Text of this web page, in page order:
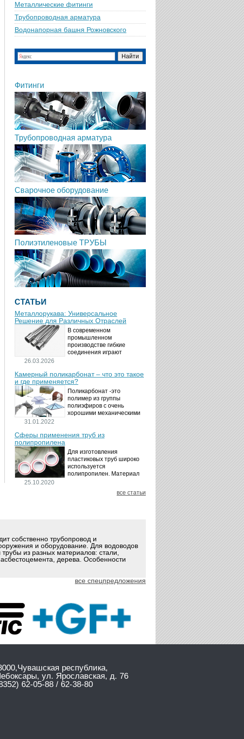
Металлические фитинги
Трубопроводная арматура
Водонапорная башня Рожновского
Фитинги
Трубопроводная арматура
Сварочное оборудование
Полиэтиленовые ТРУБЫ
СТАТЬИ
Металлорукава: Универсальное
Решение для Различных Отраслей
26.03.2026
В современном
промышленном
производстве гибкие
соединения играют
безопасности
технологических процессов.
Металлорукава
представляют собой
универсальные...
Камерный поликарбонат – что это такое
и где применяется?
31.01.2022
Поликарбонат -это
полимер из группы
полиэфиров с очень
хорошими механическими
аморфный, с хорошей
высокой прозрачностью
материал идеально
подходит для...
Сферы применения труб из
полипропилена
25.10.2020
Для изготовления
пластиковых труб широко
используется
полипропилен. Материал
невосприимчив к коррозии,
все статьи
собственно трубопровод и
и оборудование. Для водоводов
из разных материалов: стали,
дерева. Особенности
все спецпредложения
республика,
ул. Ярославская, д. 76
62-05-88 / 62-38-80